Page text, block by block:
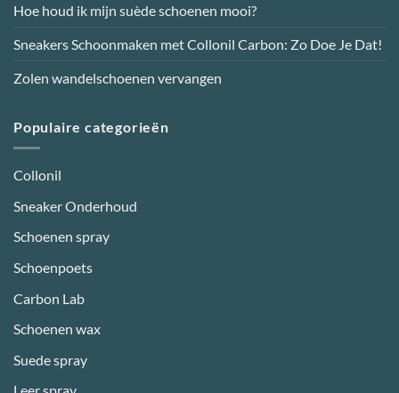
Hoe houd ik mijn suède schoenen mooi?
Sneakers Schoonmaken met Collonil Carbon: Zo Doe Je Dat!
Zolen wandelschoenen vervangen
Populaire categorieën
Collonil
Sneaker Onderhoud
Schoenen spray
Schoenpoets
Carbon Lab
Schoenen wax
Suede spray